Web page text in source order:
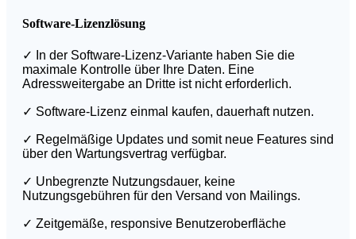
Software-Lizenzlösung
✓
In der Software-Lizenz-Variante haben Sie die
maximale Kontrolle über Ihre Daten. Eine
Adressweitergabe an Dritte ist nicht erforderlich.
✓ Software-Lizenz einmal kaufen, dauerhaft nutzen.
✓ Regelmäßige Updates und somit neue Features sind
über den Wartungsvertrag verfügbar.
✓ Unbegrenzte Nutzungsdauer, keine
Nutzungsgebühren für den Versand von Mailings.
✓ Zeitgemäße, responsive Benutzeroberfläche